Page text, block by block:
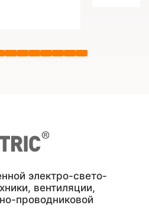
электро-свето-
вентиляции,
проводниковой